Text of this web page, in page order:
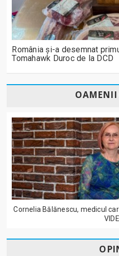
România și-a desemnat
Tomahawk Duroc de la DCD
OAMENII
Cornelia Bălănescu, medicul